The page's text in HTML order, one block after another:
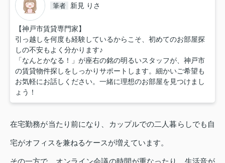
筆者 新見 りさ
【神戸市賃貸専門家】
引っ越しを何度も経験しているからこそ、初めてのお部屋探
しの不安もよく分かります♪
「なんとかなる！」が座右の銘の明るいスタッフが、神戸市
の賃貸物件探しをしっかりサポートします。細かいご希望も
お気軽にお話しください。一緒に理想のお部屋を見つけまし
ょう！
在宅勤務が当たり前になり、カップルでの二人暮らしでも自
宅がオフィスを兼ねるケースが増えています。